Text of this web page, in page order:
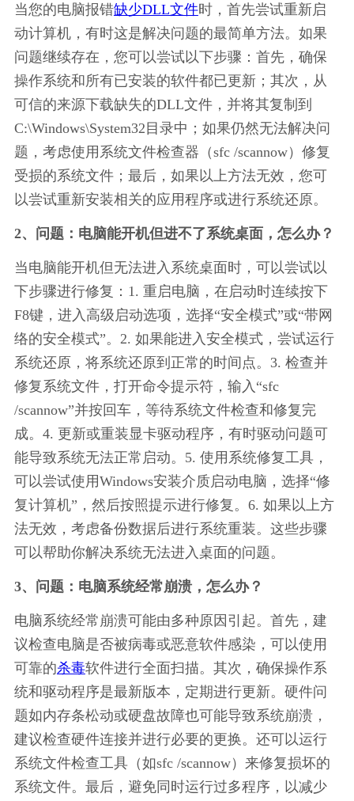
当您的电脑报错缺少DLL文件时，首先尝试重新启
动计算机，有时这是解决问题的最简单方法。如果
问题继续存在，您可以尝试以下步骤：首先，确保
操作系统和所有已安装的软件都已更新；其次，从
可信的来源下载缺失的DLL文件，并将其复制到
C:\Windows\System32目录中；如果仍然无法解决问
题，考虑使用系统文件检查器（sfc /scannow）修复
受损的系统文件；最后，如果以上方法无效，您可
以尝试重新安装相关的应用程序或进行系统还原。
2、问题：电脑能开机但进不了系统桌面，怎么办？
当电脑能开机但无法进入系统桌面时，可以尝试以
下步骤进行修复：1. 重启电脑，在启动时连续按下
F8键，进入高级启动选项，选择“安全模式”或“带网
络的安全模式”。2. 如果能进入安全模式，尝试运行
系统还原，将系统还原到正常的时间点。3. 检查并
修复系统文件，打开命令提示符，输入“sfc
/scannow”并按回车，等待系统文件检查和修复完
成。4. 更新或重装显卡驱动程序，有时驱动问题可
能导致系统无法正常启动。5. 使用系统修复工具，
可以尝试使用Windows安装介质启动电脑，选择“修
复计算机”，然后按照提示进行修复。6. 如果以上方
法无效，考虑备份数据后进行系统重装。这些步骤
可以帮助你解决系统无法进入桌面的问题。
3、问题：电脑系统经常崩溃，怎么办？
电脑系统经常崩溃可能由多种原因引起。首先，建
议检查电脑是否被病毒或恶意软件感染，可以使用
可靠的杀毒软件进行全面扫描。其次，确保操作系
统和驱动程序是最新版本，定期进行更新。硬件问
题如内存条松动或硬盘故障也可能导致系统崩溃，
建议检查硬件连接并进行必要的更换。还可以运行
系统文件检查工具（如sfc /scannow）来修复损坏的
系统文件。最后，避免同时运行过多程序，以减少